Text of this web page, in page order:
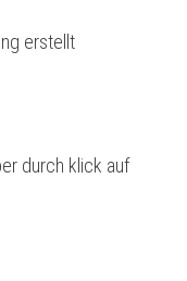
erstellt
durch klick auf